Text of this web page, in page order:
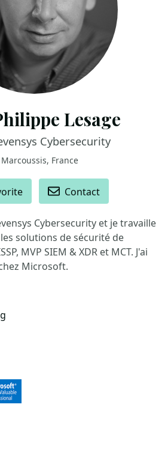
Lesage
Cybersecurity
Marcoussis, France
Contact
Cybersecurity et je travaille
solutions de sécurité de
MVP SIEM & XDR et MCT. J'ai
Microsoft.